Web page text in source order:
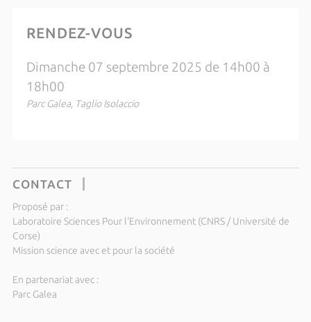
RENDEZ-VOUS
Dimanche 07 septembre 2025 de 14h00 à
18h00
Parc Galea, Taglio Isolaccio
CONTACT
Proposé par :
Laboratoire Sciences Pour l'Environnement (CNRS / Université de
Corse)
Mission science avec et pour la société
En partenariat avec :
Parc Galea